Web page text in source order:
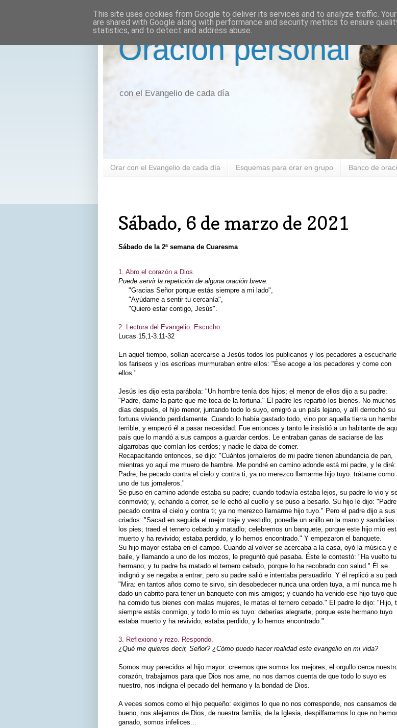
Oración personal
con el Evangelio de cada día
Orar con el Evangelio de cada día Esquemas para orar en grupo Banco de
Sábado, 6 de marzo de 2021
Sábado de la 2ª semana de Cuaresma
1. Abro el corazón a Dios.
Puede servir la repetición de alguna oración breve:
"Gracias Señor porque estás siempre a mi lado",
"Ayúdame a sentir tu cercanía",
"Quiero estar contigo, Jesús".
2. Lectura del Evangelio. Escucho.
Lucas 15,1-3.11-32
En aquel tiempo, solían acercarse a Jesús todos los publicanos y los pecadores a
los fariseos y los escribas murmuraban entre ellos: "Ése acoge a los pecadores y come con
ellos."
Jesús les dijo esta parábola: "Un hombre tenía dos hijos; el menor de ellos dijo a su padre:
"Padre, dame la parte que me toca de la fortuna." El padre les repartió los bienes. No muchos
días después, el hijo menor, juntando todo lo suyo, emigró a un país lejano, y allí derrochó su
fortuna viviendo perdidamente. Cuando lo había gastado todo, vino por aquella tierra un
terrible, y empezó él a pasar necesidad. Fue entonces y tanto le insistió a un habitante de
país que lo mandó a sus campos a guardar cerdos. Le entraban ganas de saciarse de las
algarrobas que comían los cerdos; y nadie le daba de comer.
Recapacitando entonces, se dijo: "Cuántos jornaleros de mi padre tienen abundancia de pan,
mientras yo aquí me muero de hambre. Me pondré en camino adonde está mi padre, y le diré:
Padre, he pecado contra el cielo y contra ti; ya no merezco llamarme hijo tuyo: trátame como
uno de tus jornaleros."
Se puso en camino adonde estaba su padre; cuando todavía estaba lejos, su padre lo vio y
conmovió; y, echando a correr, se le echó al cuello y se puso a besarlo. Su hijo le dijo:
pecado contra el cielo y contra ti; ya no merezco llamarme hijo tuyo." Pero el padre dijo a sus
criados: "Sacad en seguida el mejor traje y vestidlo; ponedle un anillo en la mano y sandalias
los pies; traed el ternero cebado y matadlo; celebremos un banquete, porque este hijo mío
muerto y ha revivido; estaba perdido, y lo hemos encontrado." Y empezaron el banquete.
Su hijo mayor estaba en el campo. Cuando al volver se acercaba a la casa, oyó la música y el
baile, y llamando a uno de los mozos, le preguntó qué pasaba. Éste le contestó: "Ha vuelto tu
hermano; y tu padre ha matado el ternero cebado, porque lo ha recobrado con salud." Él se
indignó y se negaba a entrar; pero su padre salió e intentaba persuadirlo. Y él replicó a su
"Mira: en tantos años como te sirvo, sin desobedecer nunca una orden tuya, a mí nunca me
dado un cabrito para tener un banquete con mis amigos; y cuando ha venido ese hijo tuyo
ha comido tus bienes con malas mujeres, le matas el ternero cebado." El padre le dijo: "Hijo,
siempre estás conmigo, y todo lo mío es tuyo: deberías alegrarte, porque este hermano tuyo
estaba muerto y ha revivido; estaba perdido, y lo hemos encontrado."
3. Reflexiono y rezo. Respondo.
¿Qué me quieres decir, Señor? ¿Cómo puedo hacer realidad este evangelio en mi vida?
Somos muy parecidos al hijo mayor: creemos que somos los mejores, el orgullo cerca
corazón, trabajamos para que Dios nos ame, no nos damos cuenta de que todo lo suyo es
nuestro, nos indigna el pecado del hermano y la bondad de Dios.
A veces somos como el hijo pequeño: exigimos lo que no nos corresponde, nos cansamos
bueno, nos alejamos de Dios, de nuestra familia, de la Iglesia, despilfarramos lo que no
ganado, somos infelices...
This site uses cookies from Google to deliver its services and to analyze traffic.
are shared with Google along with performance and security metrics to ensure
statistics, and to detect and address abuse.